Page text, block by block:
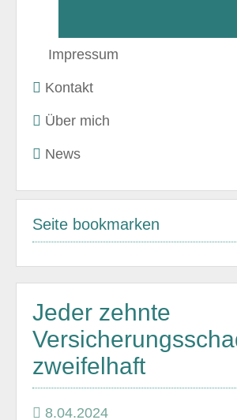
Impressum
Kontakt
Über mich
News
Seite bookmarken
Jeder zehnte
zweifelhaft
8.04.2024